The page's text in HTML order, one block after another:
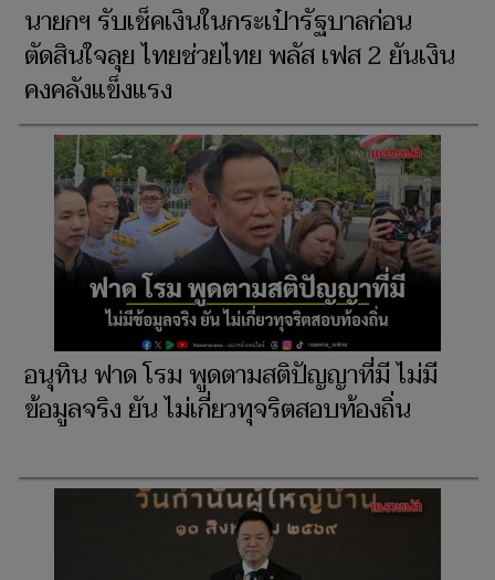
นายกฯ รับเช็คเงินในกระเป๋ารัฐบาลก่อน
ตัดสินใจลุย ไทยช่วยไทย พลัส เฟส 2 ยันเงิน
คงคลังแข็งแรง
อนุทิน ฟาด โรม พูดตามสติปัญญาที่มี ไม่มี
ข้อมูลจริง ยัน ไม่เกี่ยวทุจริตสอบท้องถิ่น